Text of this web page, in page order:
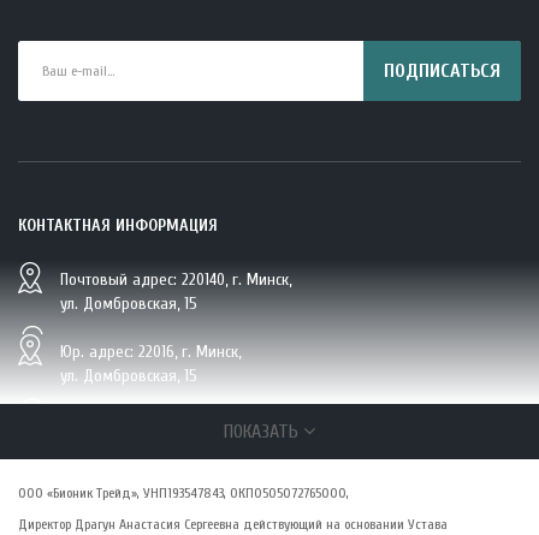
BIO Кокосовая вода тетрапак 330 мл Vietcoco 112878..
5.23 руб.
ПОДПИСАТЬСЯ
КОНТАКТНАЯ ИНФОРМАЦИЯ
Почтовый адрес: 220140, г. Минск,
ул. Домбровская, 15
Юр. адрес: 22016, г. Минск,
ул. Домбровская, 15
+375 (29/33/25) 6 270 870, г. Минск,
zakaz@vsepolezno.by
ПОКАЗАТЬ
ООО «Бионик Трейд», УНП193547843, ОКПО505072765000,
Директор Драгун Анастасия Сергеевна действующий на основании Устава